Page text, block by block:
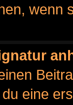
wenn
eine